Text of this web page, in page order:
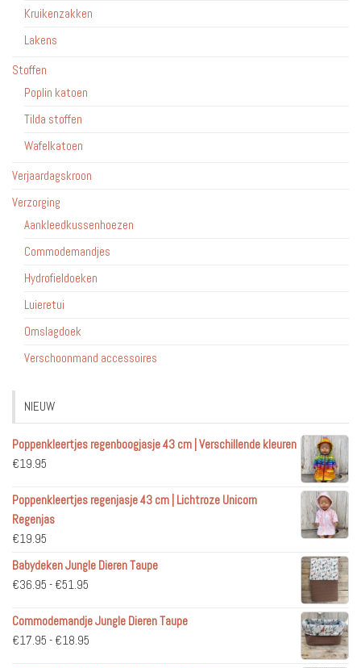
Kruikenzakken
Lakens
Stoffen
Poplin katoen
Tilda stoffen
Wafelkatoen
Verjaardagskroon
Verzorging
Aankleedkussenhoezen
Commodemandjes
Hydrofieldoeken
Luieretui
Omslagdoek
Verschoonmand accessoires
NIEUW
Poppenkleertjes regenboogjasje 43 cm | Verschillende kleuren
€19.95
Poppenkleertjes regenjasje 43 cm | Lichtroze Unicorn
Regenjas
€19.95
Babydeken Jungle Dieren Taupe
€36.95 - €51.95
tot
€51.95
Commodemandje Jungle Dieren Taupe
€17.95 - €18.95